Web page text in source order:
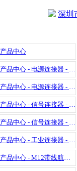
产品中心
产品中心 - 电源连接器 - 第 5 页
产品中心 - 电源连接器 - 第 10 页
产品中心 - 信号连接器 - 第 1 页
产品中心 - 信号连接器 - 第 6 页
产品中心 - 工业连接器 - 第 1 页
产品中心 - M12带线航空插头 - 第 1 页